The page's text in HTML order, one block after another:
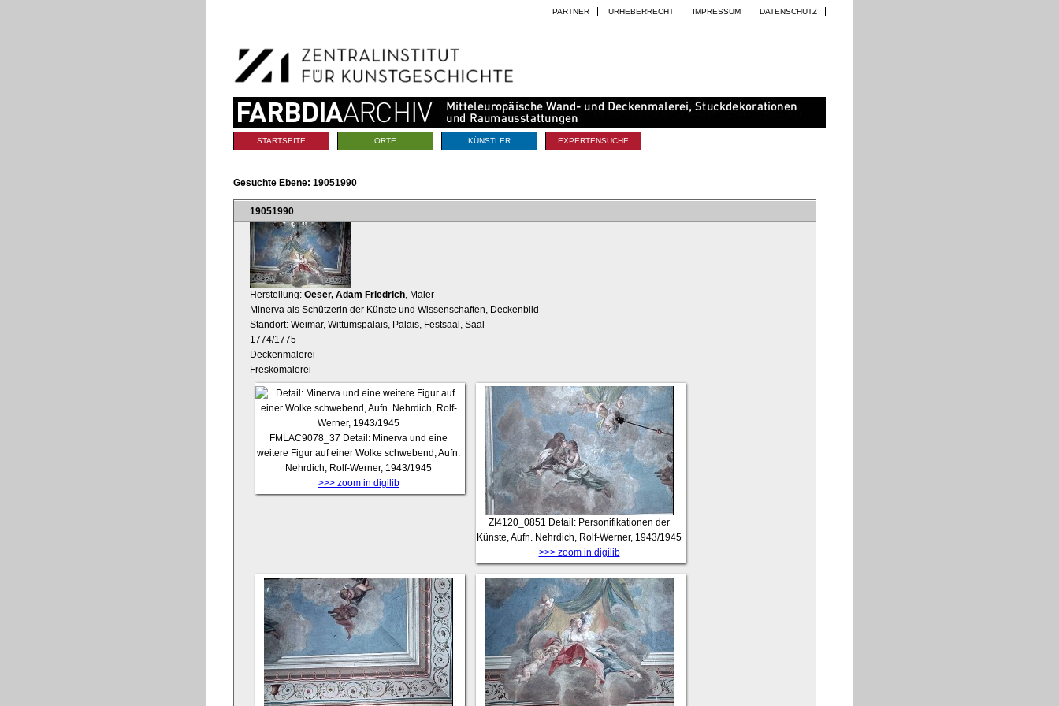
Navigation
PARTNER URHEBERRECHT IMPRESSUM DATENSCHUTZ
Sektionen
STARTSEITE ORTE KÜNSTLER EXPERTENSUCHE
Gesuchte Ebene: 19051990
19051990
Herstellung: Oeser, Adam Friedrich , Maler
Minerva als Schützerin der Künste und Wissenschaften, Deckenbild
Standort: Weimar, Wittumspalais, Palais, Festsaal, Saal
1774/1775
Deckenmalerei
Freskomalerei
FMLAC9078_37 Detail: Minerva und eine
weitere Figur auf einer Wolke schwebend, Aufn.
Nehrdich, Rolf-Werner, 1943/1945
>>> zoom in digilib
ZI4120_0851 Detail: Personifikationen der
Künste, Aufn. Nehrdich, Rolf-Werner, 1943/1945
>>> zoom in digilib